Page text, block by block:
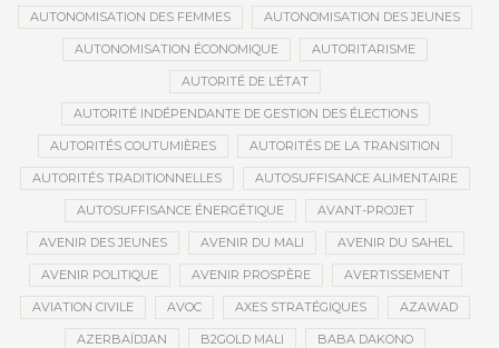
AUTONOMISATION DES FEMMES AUTONOMISATION DES JEUNES
AUTONOMISATION ÉCONOMIQUE AUTORITARISME
AUTORITÉ DE L’ÉTAT
AUTORITÉ INDÉPENDANTE DE GESTION DES ÉLECTIONS
AUTORITÉS COUTUMIÈRES AUTORITÉS DE LA TRANSITION
AUTORITÉS TRADITIONNELLES AUTOSUFFISANCE ALIMENTAIRE
AUTOSUFFISANCE ÉNERGÉTIQUE AVANT-PROJET
AVENIR DES JEUNES AVENIR DU MALI AVENIR DU SAHEL
AVENIR POLITIQUE AVENIR PROSPÈRE AVERTISSEMENT
AVIATION CIVILE AVOC AXES STRATÉGIQUES AZAWAD
AZERBAÏDJAN B2GOLD MALI BABA DAKONO